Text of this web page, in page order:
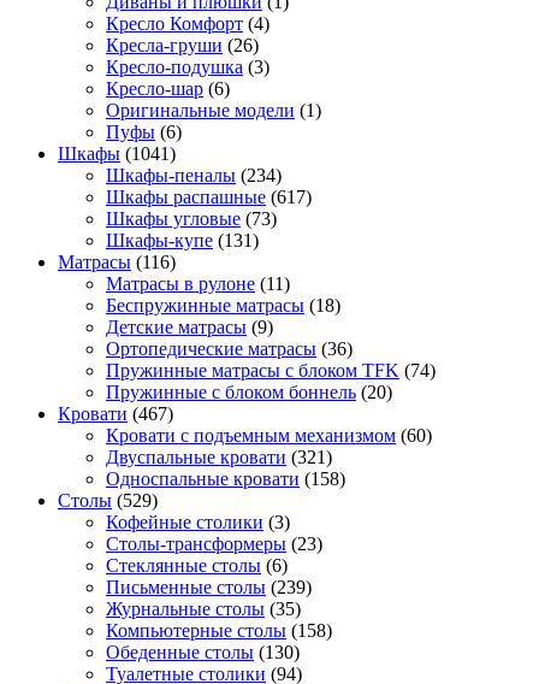
Кресло Комфорт (4)
Кресла-груши (26)
Кресло-подушка (3)
Кресло-шар (6)
Оригинальные модели (1)
Пуфы (6)
Шкафы (1041)
Шкафы-пеналы (234)
Шкафы распашные (617)
Шкафы угловые (73)
Шкафы-купе (131)
Матрасы (116)
Матрасы в рулоне (11)
Беспружинные матрасы (18)
Детские матрасы (9)
Ортопедические матрасы (36)
Пружинные матрасы с блоком TFK (74)
Пружинные с блоком боннель (20)
Кровати (467)
Кровати с подъемным механизмом (60)
Двуспальные кровати (321)
Односпальные кровати (158)
Столы (529)
Кофейные столики (3)
Столы-трансформеры (23)
Стеклянные столы (6)
Письменные столы (239)
Журнальные столы (35)
Компьютерные столы (158)
Обеденные столы (130)
Туалетные столики (94)